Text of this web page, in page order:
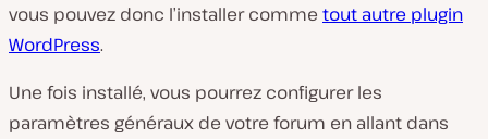
vous pouvez donc l’installer comme tout autre plugin
WordPress.
Une fois installé, vous pourrez configurer les
paramètres généraux de votre forum en allant dans